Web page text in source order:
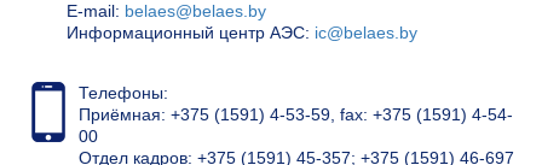
Е-mail: belaes@belaes.by
Информационный центр АЭС: ic@belaes.by
Телефоны:
Приёмная: +375 (1591) 4-53-59, fax: +375 (1591) 4-54-
00
Отдел кадров: +375 (1591) 45-357; +375 (1591) 46-697